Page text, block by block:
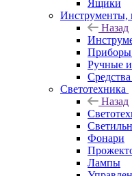
Ящики
Инструменты,
Назад
Приборы
Ручные
Светотехника
Назад
Фонари
Лампы